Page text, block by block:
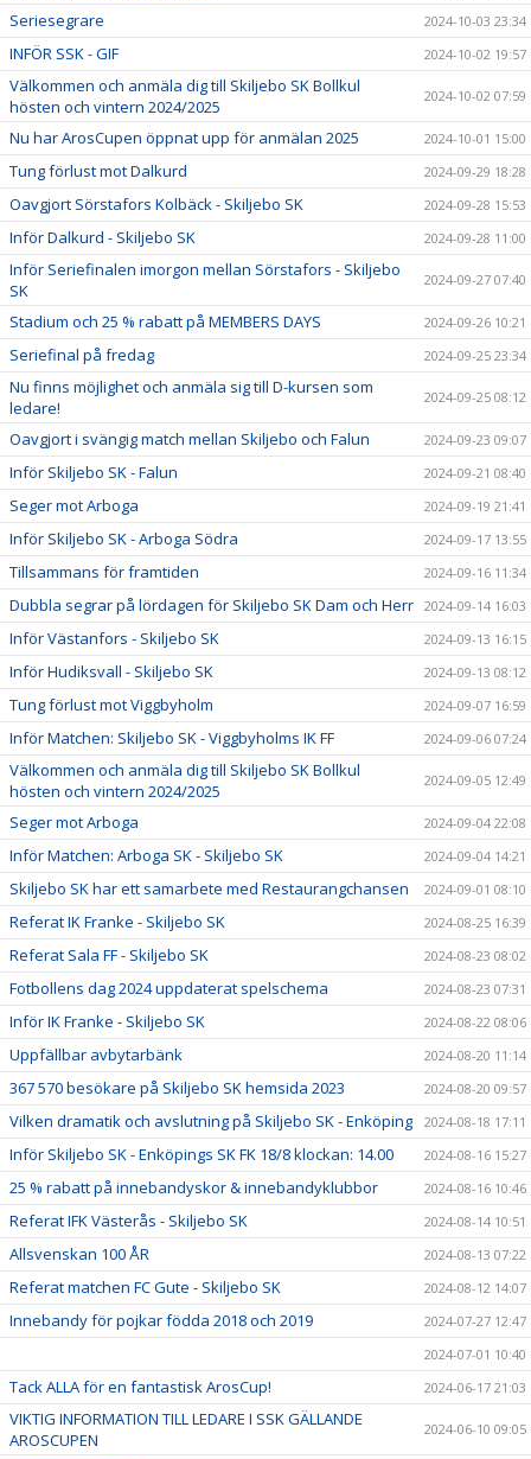
Seriesegrare 2024-10-03 23:34
INFÖR SSK - GIF 2024-10-02 19:57
Välkommen och anmäla dig till Skiljebo SK Bollkul
hösten och vintern 2024/2025
2024-10-02 07:59
Nu har ArosCupen öppnat upp för anmälan 2025 2024-10-01 15:00
Tung förlust mot Dalkurd 2024-09-29 18:28
Oavgjort Sörstafors Kolbäck - Skiljebo SK 2024-09-28 15:53
Inför Dalkurd - Skiljebo SK 2024-09-28 11:00
Inför Seriefinalen imorgon mellan Sörstafors - Skiljebo
SK
2024-09-27 07:40
Stadium och 25 % rabatt på MEMBERS DAYS 2024-09-26 10:21
Seriefinal på fredag 2024-09-25 23:34
Nu finns möjlighet och anmäla sig till D-kursen som
ledare!
2024-09-25 08:12
Oavgjort i svängig match mellan Skiljebo och Falun 2024-09-23 09:07
Inför Skiljebo SK - Falun 2024-09-21 08:40
Seger mot Arboga 2024-09-19 21:41
Inför Skiljebo SK - Arboga Södra 2024-09-17 13:55
Tillsammans för framtiden 2024-09-16 11:34
Dubbla segrar på lördagen för Skiljebo SK Dam och Herr 2024-09-14 16:03
Inför Västanfors - Skiljebo SK 2024-09-13 16:15
Inför Hudiksvall - Skiljebo SK 2024-09-13 08:12
Tung förlust mot Viggbyholm 2024-09-07 16:59
Inför Matchen: Skiljebo SK - Viggbyholms IK FF 2024-09-06 07:24
Välkommen och anmäla dig till Skiljebo SK Bollkul
hösten och vintern 2024/2025
2024-09-05 12:49
Seger mot Arboga 2024-09-04 22:08
Inför Matchen: Arboga SK - Skiljebo SK 2024-09-04 14:21
Skiljebo SK har ett samarbete med Restaurangchansen 2024-09-01 08:10
Referat IK Franke - Skiljebo SK 2024-08-25 16:39
Referat Sala FF - Skiljebo SK 2024-08-23 08:02
Fotbollens dag 2024 uppdaterat spelschema 2024-08-23 07:31
Inför IK Franke - Skiljebo SK 2024-08-22 08:06
Uppfällbar avbytarbänk 2024-08-20 11:14
367 570 besökare på Skiljebo SK hemsida 2023 2024-08-20 09:57
Vilken dramatik och avslutning på Skiljebo SK - Enköping 2024-08-18 17:11
Inför Skiljebo SK - Enköpings SK FK 18/8 klockan: 14.00 2024-08-16 15:27
25 % rabatt på innebandyskor & innebandyklubbor 2024-08-16 10:46
Referat IFK Västerås - Skiljebo SK 2024-08-14 10:51
Allsvenskan 100 ÅR 2024-08-13 07:22
Referat matchen FC Gute - Skiljebo SK 2024-08-12 14:07
Innebandy för pojkar födda 2018 och 2019
2024-07-27 12:47
2024-07-01 10:40
Tack ALLA för en fantastisk ArosCup! 2024-06-17 21:03
VIKTIG INFORMATION TILL LEDARE I SSK GÄLLANDE
AROSCUPEN
2024-06-10 09:05